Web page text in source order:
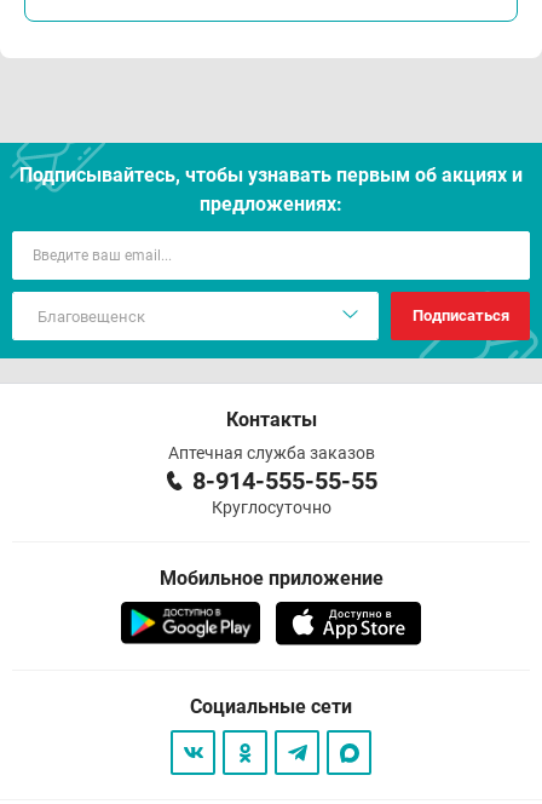
Подписывайтесь, чтобы узнавать первым об акцияx и
предложениях:
Подписаться
Контакты
Аптечная служба заказов
8-914-555-55-55
Круглосуточно
Мобильное приложение
Социальные сети